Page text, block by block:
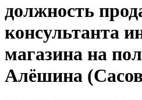
должность
консультанта
магазина на
Алёшина